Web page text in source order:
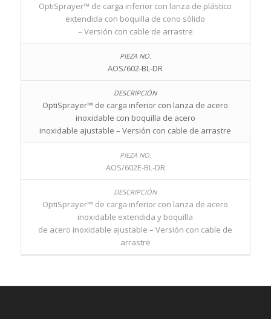
OptiSprayer™ de carga inferior con lanza de plástico
extendida con boquilla de cono sólido
– Versión con cable de arrastre
AOS/602-BL-DR
OptiSprayer™ de carga inferior con lanza de acero
inoxidable con boquilla de acero
inoxidable ajustable – Versión con cable de arrastre
AOS/602E-BL-DR
OptiSprayer™ de carga inferior con lanza de acero
inoxidable extendida y boquilla
de acero inoxidable ajustable – Versión con cable de
arrastre